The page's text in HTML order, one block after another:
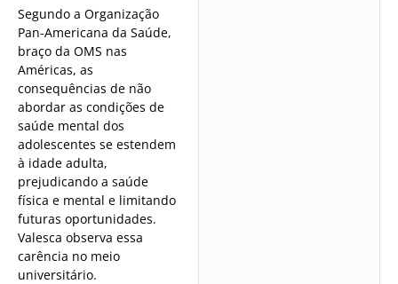
Segundo a Organização
Pan-Americana da Saúde,
braço da OMS nas
Américas, as
consequências de não
abordar as condições de
saúde mental dos
adolescentes se estendem
à idade adulta,
prejudicando a saúde
física e mental e limitando
futuras oportunidades.
Valesca observa essa
carência no meio
universitário.